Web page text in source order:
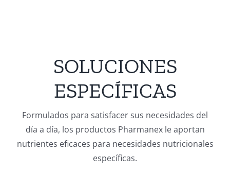
SOLUCIONES
ESPECÍFICAS
Formulados para satisfacer sus necesidades del
día a día, los productos Pharmanex le aportan
nutrientes eficaces para necesidades nutricionales
específicas.